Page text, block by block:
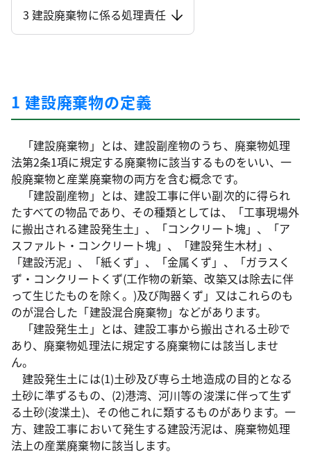
3 建設廃棄物に係る処理責任
1 建設廃棄物の定義
「建設廃棄物」とは、建設副産物のうち、廃棄物処理
法第2条1項に規定する廃棄物に該当するものをいい、一
般廃棄物と産業廃棄物の両方を含む概念です。
「建設副産物」とは、建設工事に伴い副次的に得られ
たすべての物品であり、その種類としては、「工事現場外
に搬出される建設発生土」、「コンクリート塊」、「ア
スファルト・コンクリート塊」、「建設発生木材」、
「建設汚泥」、「紙くず」、「金属くず」、「ガラスく
ず・コンクリートくず(工作物の新築、改築又は除去に伴
って生じたものを除く。)及び陶器くず」又はこれらのも
のが混合した「建設混合廃棄物」などがあります。
「建設発生土」とは、建設工事から搬出される土砂で
あり、廃棄物処理法に規定する廃棄物には該当しませ
ん。
建設発生土には(1)土砂及び専ら土地造成の目的となる
土砂に準ずるもの、(2)港湾、河川等の浚渫に伴って生ず
る土砂(浚渫土)、その他これに類するものがあります。一
方、建設工事において発生する建設汚泥は、廃棄物処理
法上の産業廃棄物に該当します。